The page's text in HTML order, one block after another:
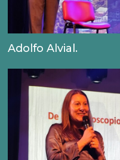
Adolfo Alvial.